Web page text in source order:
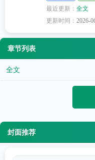
最近更新：全文
更新时间：2026-
章节列表
全文
封面推荐